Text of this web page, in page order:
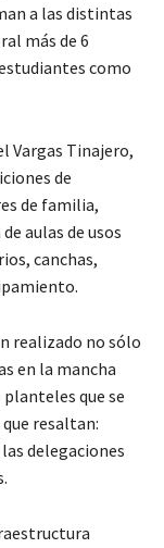
a las distintas
más de 6
como
Vargas Tinajero,
de
de familia,
aulas de usos
canchas,
realizado no sólo
en la mancha
que se
resaltan:
delegaciones